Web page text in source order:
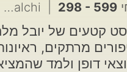
יובל מלחי Yuval Malchi 298 - 599: חטופים - אנטבה חלק 10
קטעים של יובל
מרתקים,
דופן ולמד